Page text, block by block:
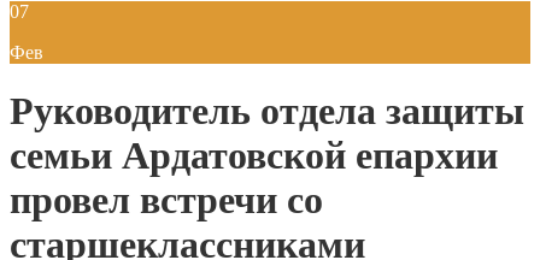
07
Фев
Руководитель отдела защиты
семьи Ардатовской епархии
провел встречи со
старшеклассниками